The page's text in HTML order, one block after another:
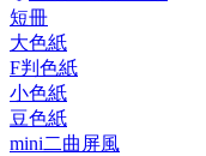
短冊
大色紙
F判色紙
小色紙
豆色紙
mini二曲屏風